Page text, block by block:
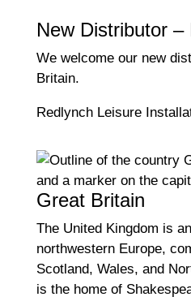
New Distributor –
We welcome our new
Britain.
Redlynch Leisure
Great Britain
The United Kingdom is
northwestern Europe,
Scotland, Wales, and
is the home of